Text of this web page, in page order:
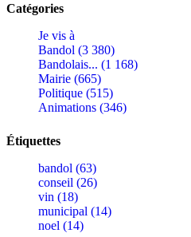
Catégories
Je vis à
Bandol (3 380)
Bandolais... (1 168)
Mairie (665)
Politique (515)
Animations (346)
Étiquettes
bandol (63)
conseil (26)
vin (18)
municipal (14)
noel (14)